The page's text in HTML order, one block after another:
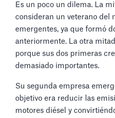
Es un poco un dilema. La
consideran un veterano del
emergentes, ya que formó
anteriormente. La otra
porque sus dos primeras
demasiado importantes.
Su segunda empresa
objetivo era reducir las
motores diésel y